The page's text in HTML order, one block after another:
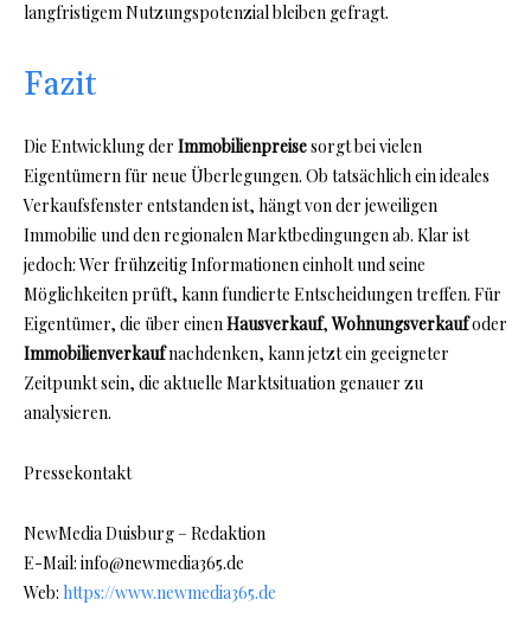
langfristigem Nutzungspotenzial bleiben gefragt.
Fazit
Die Entwicklung der Immobilienpreisesorgt bei vielen
Eigentümern für neue Überlegungen. Ob tatsächlich ein ideales
Verkaufsfenster entstanden ist, hängt von der jeweiligen
Immobilie und den regionalen Marktbedingungen ab. Klar ist
jedoch: Wer frühzeitig Informationen einholt und seine
Möglichkeiten prüft, kann fundierte Entscheidungen treffen. Für
Eigentümer, die über einenHausverkauf,Wohnungsverkaufoder
Immobilienverkaufnachdenken, kann jetzt ein geeigneter
Zeitpunkt sein, die aktuelle Marktsituation genauer zu
analysieren.
Pressekontakt
NewMedia Duisburg – Redaktion
E-Mail: info@newmedia365.de
Web: https://www.newmedia365.de